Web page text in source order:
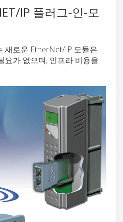
IP 플러그-인-모
새로운 EtherNet/IP 모듈은
요가 없으며, 인프라 비용을